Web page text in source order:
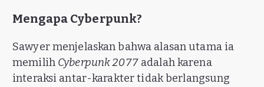
Mengapa Cyberpunk?
Sawyer menjelaskan bahwa alasan utama ia
memilih Cyberpunk 2077adalah karena
interaksi antar-karakter tidak berlangsung